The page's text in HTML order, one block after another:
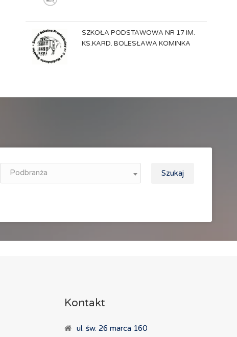
SZKOŁA PODSTAWOWA NR 17 IM.
KS.KARD. BOLESŁAWA KOMINKA
Podbranża Szukaj
Kontakt
ul. św. 26 marca 160